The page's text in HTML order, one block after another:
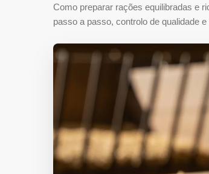
Como preparar rações equilibradas e
passo a passo, controlo de qualidade